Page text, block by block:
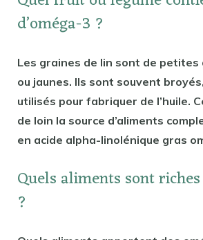
d’oméga-3 ?
Les graines de lin sont de petites
ou jaunes. Ils sont souvent
utilisés pour fabriquer de l’huile.
de loin la source d’aliments
en acide alpha-linolénique gras
Quels aliments sont
?